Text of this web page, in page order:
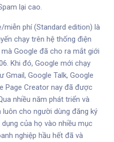
lại cao.
miễn phí (Standard edition) là
chạy trên hệ thống điện
Google đã cho ra mắt giới
Khi đó, Google mới chạy
Gmail, Google Talk, Google
Page Creator nay đã được
nhiều năm phát triển và
cho người dùng đăng ký
của họ vào nhiều mục
nghiệp hầu hết đã và